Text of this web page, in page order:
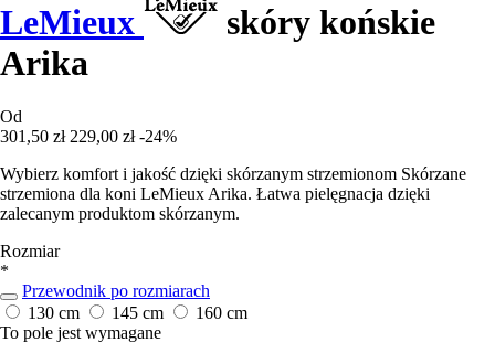
LeMieux
skóry końskie
Arika
Od
301,50 zł 229,00 zł -24%
Wybierz komfort i jakość dzięki skórzanym strzemionom Skórzane
strzemiona dla koni LeMieux Arika. Łatwa pielęgnacja dzięki
zalecanym produktom skórzanym.
Rozmiar
*
Przewodnik po rozmiarach
130 cm
145 cm
160 cm
To pole jest wymagane